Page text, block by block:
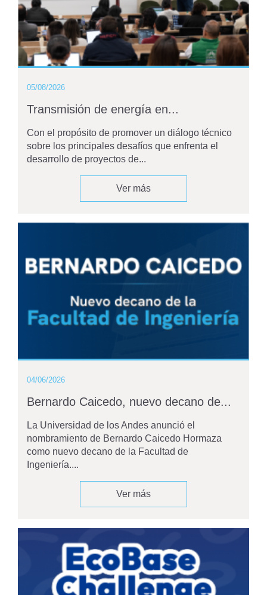
05/08/2026
Transmisión de energía en...
Con el propósito de promover un diálogo técnico
sobre los principales desafíos que enfrenta el
desarrollo de proyectos de...
Ver más
04/06/2026
Bernardo Caicedo, nuevo decano de...
La Universidad de los Andes anunció el
nombramiento de Bernardo Caicedo Hormaza
como nuevo decano de la Facultad de
Ingeniería....
Ver más